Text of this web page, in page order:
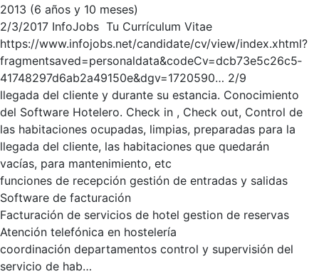
2013 (6 años y 10 meses)
2/3/2017 InfoJobs ­ Tu Currículum Vitae
https://www.infojobs.net/candidate/cv/view/index.xhtml?
fragment­saved=personal­data&codeCv=dcb73e5c­26c5­
4174­8297­d6ab2a49150e&dgv=1720590… 2/9
llegada del cliente y durante su estancia. Conocimiento
del Software Hotelero. Check in , Check out, Control de
las habitaciones ocupadas, limpias, preparadas para la
llegada del cliente, las habitaciones que quedarán
vacías, para mantenimiento, etc
funciones de recepción gestión de entradas y salidas
Software de facturación
Facturación de servicios de hotel gestion de reservas
Atención telefónica en hostelería
coordinación departamentos control y supervisión del
servicio de hab…